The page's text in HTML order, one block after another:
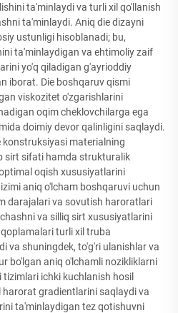
ta'minlaydi va turli xil qo'llanish
ta'minlaydi. Aniq die dizayni
ustunligi hisoblanadi; bu,
ta'minlaydigan va ehtimoliy zaif
yo'q qiladigan g'ayrioddiy
iborat. Die boshqaruv qismi
viskozitet o'zgarishlarini
oqim cheklovchilarga ega
doimiy devor qalinligini saqlaydi.
materialning
sirt sifati hamda strukturalik
oqish xususiyatlarini
aniq o'lcham boshqaruvi uchun
darajalari va sovutish haroratlari
va silliq sirt xususiyatlarini
turli xil truba
va shuningdek, to'g'ri ulanishlar va
bo'lgan aniq o'lchamli nozikliklarni
ichki kuchlanish hosil
harorat gradientlarini saqlaydi va
ta'minlaydigan tez qotishuvni